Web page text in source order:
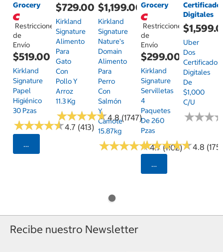
Grocery
Restricciones
de
Envío
$519.00
Kirkland
Signature
Papel
Higiénico
30 Pzas
★★★★★
★★★★★4.7 (413)
Seleccionar Código Postal
$729.00
Kirkland
Signature
Alimento
Para
Gato
Con
Pollo Y
Arroz
11.3 Kg
★★★★★
★★★★★4.8 (1747)
$1,199.00
Kirkland
Signature
Nature's
Domain
Alimento
Para
Perro
Con
Salmón
Y
Camote
15.87kg
★★★★★
★★★★★4.7 (1102)
Grocery
Restricciones
de
Envío
$299.00
Kirkland
Signature
Servilletas
4
Paquetes
De 260
Pzas
★★★★★
★★★★★4.8 (175)
Seleccionar
Digitales
Uber
Dos
Certificados
Digitales
De
$1,000
C/u
★★★
★★★
Recibe nuestro Newsletter